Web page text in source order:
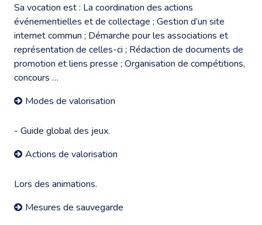
Sa vocation est : La coordination des actions
événementielles et de collectage ; Gestion d’un site
internet commun ; Démarche pour les associations et
représentation de celles-ci ; Rédaction de documents de
promotion et liens presse ; Organisation de compétitions,
concours …
Modes de valorisation
- Guide global des jeux.
Actions de valorisation
Lors des animations.
Mesures de sauvegarde